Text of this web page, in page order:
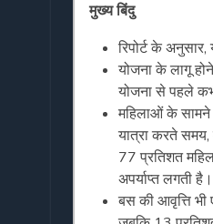
मुख्य बिंदु
रिपोर्ट के
योजना के लागू
योजना से पहले
महिलाओं के सामने
यात्रा करते समय,
77 प्रतिशत
अपर्याप्त लगती है।
बस की आवृत्ति